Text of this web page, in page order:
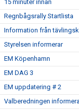
15 minuter innan
Regnbågsrally Startlista
Information från
Styrelsen informerar
EM Köpenhamn
EM DAG 3
EM uppdatering # 2
Valberedningen